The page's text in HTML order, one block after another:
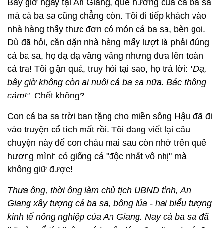
Bây giờ ngay tại An Giang, quê hương của cá ba sa
mà cá ba sa cũng chẳng còn. Tôi đi tiếp khách vào
nhà hàng thấy thực đơn có món cá ba sa, bèn gọi.
Dù đã hỏi, căn dặn nhà hàng mấy lượt là phải đúng
cá ba sa, họ dạ dạ vâng vâng nhưng đưa lên toàn
cá tra! Tôi giận quá, truy hỏi tại sao, họ trả lời: "Dạ,
bây giờ không còn ai nuôi cá ba sa nữa. Bác thông
cảm!". Chết không?
Con cá ba sa trời ban tặng cho miền sông Hậu đã đi
vào truyện cổ tích mất rồi. Tôi đang viết lại câu
chuyện này để con cháu mai sau còn nhớ trên quê
hương mình có giống cá "độc nhất vô nhị" mà
không giữ được!
Thưa ông, thời ông làm chủ tịch UBND tỉnh, An
Giang xây tượng cá ba sa, bông lúa - hai biểu tượng
kinh tế nông nghiệp của An Giang. Nay cá ba sa đã